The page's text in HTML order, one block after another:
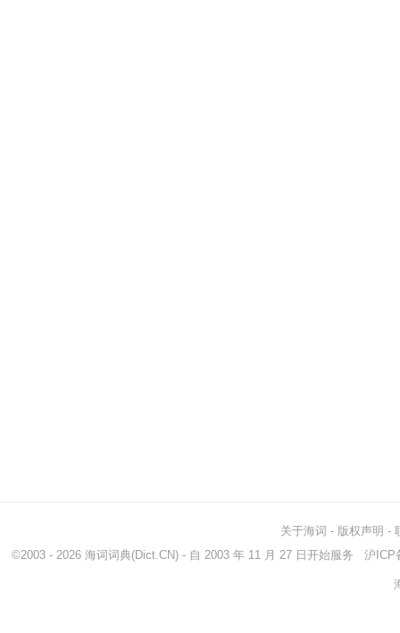
关于海词 - 版权声明 -
©2003 - 2026 海词词典(Dict.CN) - 自 2003 年 11 月 27 日开始服务 沪ICP